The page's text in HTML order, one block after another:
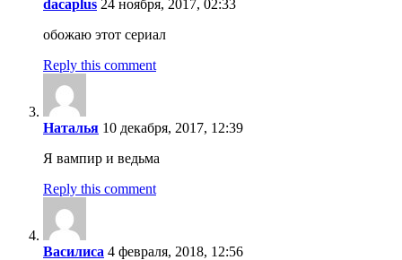
dacaplus 24 ноября, 2017, 02:33
обожаю этот сериал
Reply this comment
Наталья 10 декабря, 2017, 12:39
Я вампир и ведьма
Reply this comment
Василиса 4 февраля, 2018, 12:56